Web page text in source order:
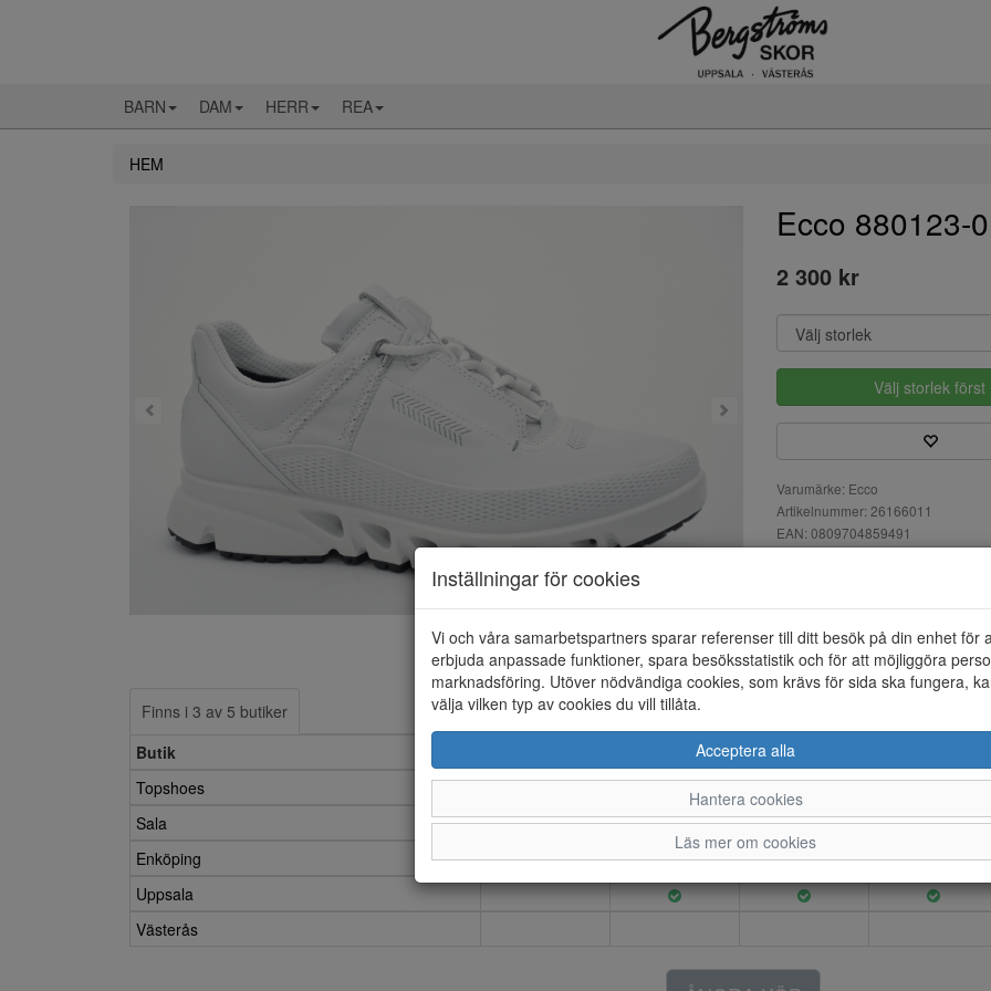
BARN DAM HERR REA
HEM
Ecco 880123-
2 300 kr
Välj storlek först
Varumärke: Ecco
Artikelnummer: 26166011
EAN: 0809704859491
Multi-vent W sneaker med
textil innerfoder. Luftkanaler i
Finns i 3 av 5 butiker
Butik
Topshoes
Sala
Enköping
Uppsala
Västerås
Inställningar för cookies
Vi och våra samarbetspartners sparar referenser till ditt besök på din enhet för
erbjuda anpassade funktioner, spara besöksstatistik och för att möjliggöra
marknadsföring. Utöver nödvändiga cookies, som krävs för sida ska fungera,
välja vilken typ av cookies du vill tillåta.
Acceptera alla
Hantera cookies
Läs mer om cookies